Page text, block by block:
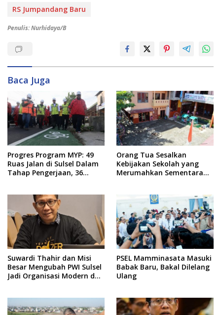
RS Jumpandang Baru
Penulis: Nurhidaya/B
Baca Juga
Progres Program MYP: 49
Ruas Jalan di Sulsel Dalam
Tahap Pengerjaan, 36
Orang Tua Sesalkan
Kebijakan Sekolah yang
Merumahkan Sementara
Suwardi Thahir dan Misi
Besar Mengubah PWI Sulsel
Jadi Organisasi Modern dan
PSEL Mamminasata Masuki
Babak Baru, Bakal Dilelang
Ulang